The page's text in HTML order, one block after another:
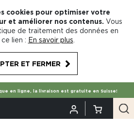
cookies pour optimiser votre
et améliorer nos contenus. Vous
de traitement des données en
lien : En savoir plus
ET FERMER
en ligne, la livraison est gratuite en Suisse!